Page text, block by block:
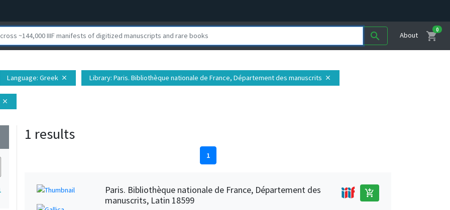
search About shopping_cart
0
Language: Greek close Library: Paris. Bibliothèque nationale de France, Département des manuscrits close
close
1 results
1
Paris. Bibliothèque nationale de France, Département des
manuscrits, Latin 18599
add_shopping_cart